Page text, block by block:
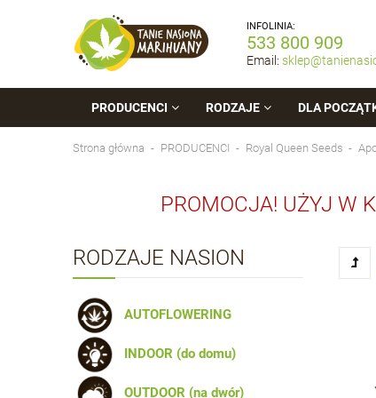
INFOLINIA:
533 800 909
Email:
PRODUCENCI RODZAJE DLA
Strona główna PRODUCENCI Royal Queen Seeds
PROMOCJA! UŻYJ W
RODZAJE NASION
AUTOFLOWERING
INDOOR (do domu)
OUTDOOR (na dwór)